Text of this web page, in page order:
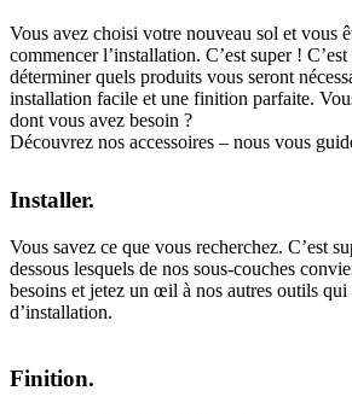
Vous avez choisi votre nouveau sol et vous
commencer l’installation. C’est super !
déterminer quels produits vous seront
installation facile et une finition parfaite.
dont vous avez besoin ?
Découvrez nos accessoires – nous vous
Installer.
Vous savez ce que vous recherchez. C’est
dessous lesquels de nos sous-couches
besoins et jetez un œil à nos autres outils
d’installation.
Finition.